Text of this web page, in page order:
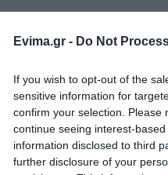
Evima.gr - Do Not
If you wish to opt-out of the
sensitive information for
confirm your selection. Please
continue seeing interest-
information disclosed to third
further disclosure of your